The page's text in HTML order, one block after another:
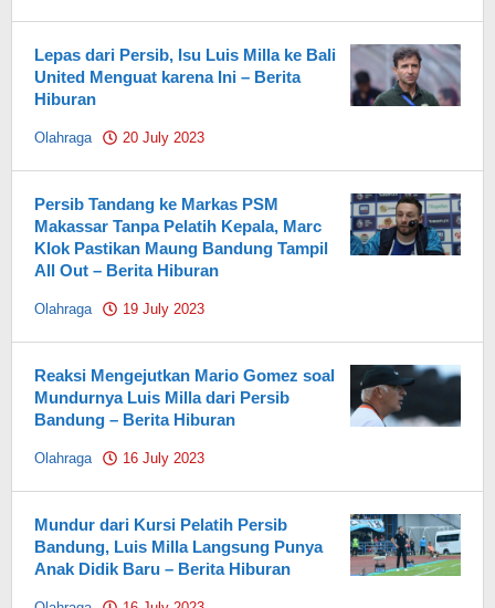
Lepas dari Persib, Isu Luis Milla ke Bali
United Menguat karena Ini – Berita
Hiburan
Olahraga 20 July 2023
Persib Tandang ke Markas PSM
Makassar Tanpa Pelatih Kepala, Marc
Klok Pastikan Maung Bandung Tampil
All Out – Berita Hiburan
Olahraga 19 July 2023
Reaksi Mengejutkan Mario Gomez soal
Mundurnya Luis Milla dari Persib
Bandung – Berita Hiburan
Olahraga 16 July 2023
Mundur dari Kursi Pelatih Persib
Bandung, Luis Milla Langsung Punya
Anak Didik Baru – Berita Hiburan